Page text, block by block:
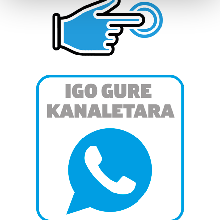
Guk eta gure bazkideek zure datu pertsonalak
prozesatzen ditugu, zure IP zenbakia, besteak beste,
teknologia erabiliz, cookieak adibidez, iragarki eta eduki
produktuak garatzeko. Zure datuak nork eta zertarako
erabiltzen dituen hauta dezakezu.
Bazkide batzuek ez dizute baimenik eskatzen, eta beren
interes komertzial legitimoetan babesten dira. Ikusi gure
bazkideen zerrenda, beren ustez zein helburutarako
duten interes legitimoa eta horren aurka nola egin
dezakezun ikusteko.
Lortu zure datu pertsonalak prozesatzeko moduari
buruzko informazio gehiago eta ezarri zure lehentasunak
datuen atalean. Edozein unetan alda edo ken dezakezu